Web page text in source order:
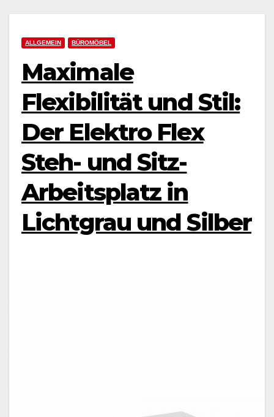
ALLGEMEIN BÜROMÖBEL
Maximale
Flexibilität und Stil:
Der Elektro Flex
Steh- und Sitz-
Arbeitsplatz in
Lichtgrau und Silber